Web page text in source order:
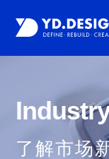
了解市场